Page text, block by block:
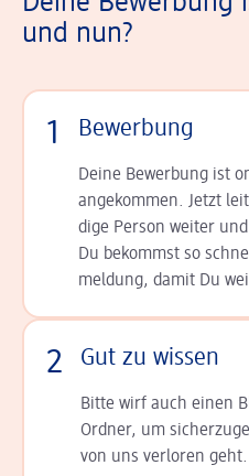
und nun?
1 Bewerbung
Deine Bewerbung ist
angekommen. Jetzt
dige Person weiter
Du bekommst so
meldung, damit Du
2 Gut zu wissen
Bitte wirf auch einen
Ordner, um
von uns verloren geht.